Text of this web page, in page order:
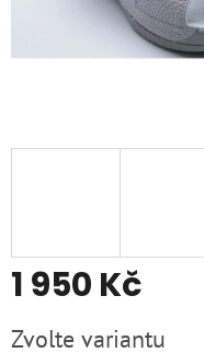
1 950 Kč
cena:
Zvolte variantu